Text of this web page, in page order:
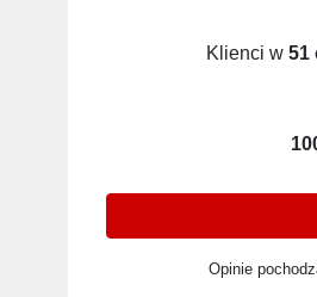
Klienci w 51
Opinie